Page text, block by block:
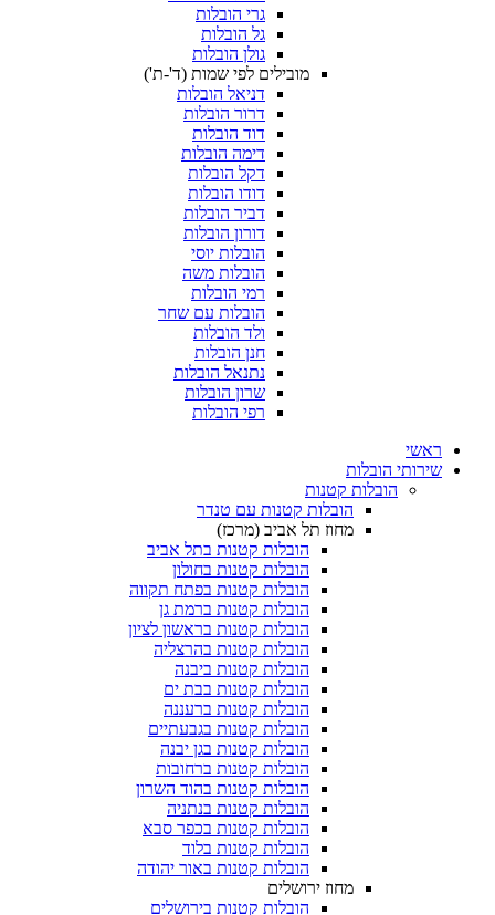
גרי הובלות
גל הובלות
גולן הובלות
מובילים לפי שמות (ד'-ת')
דניאל הובלות
דרור הובלות
דוד הובלות
דימה הובלות
דקל הובלות
דודו הובלות
דביר הובלות
דורון הובלות
הובלות יוסי
הובלות משה
רמי הובלות
הובלות עם שחר
ולד הובלות
חנן הובלות
נתנאל הובלות
שרון הובלות
רפי הובלות
ראשי
שירותי הובלות
הובלות קטנות
הובלות קטנות עם טנדר
מחוז תל אביב (מרכז)
הובלות קטנות בתל אביב
הובלות קטנות בחולון​
הובלות קטנות בפתח תקווה
הובלות קטנות ברמת גן
הובלות קטנות בראשון לציון
הובלות קטנות בהרצליה
הובלות קטנות ביבנה
הובלות קטנות בבת ים
הובלות קטנות ברעננה
הובלות קטנות בגבעתיים
הובלות קטנות בגן יבנה
הובלות קטנות ברחובות
הובלות קטנות בהוד השרון
הובלות קטנות בנתניה
הובלות קטנות בכפר סבא
הובלות קטנות בלוד
הובלות קטנות באור יהודה
מחוז ירושלים
הובלות קטנות בירושלים